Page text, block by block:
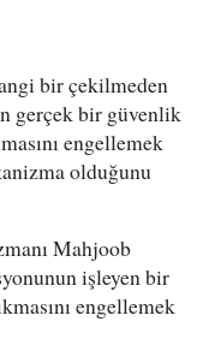
bir çekilmeden
gerçek bir güvenlik
engellemek
olduğunu
Mahjoob
işleyen bir
engellemek